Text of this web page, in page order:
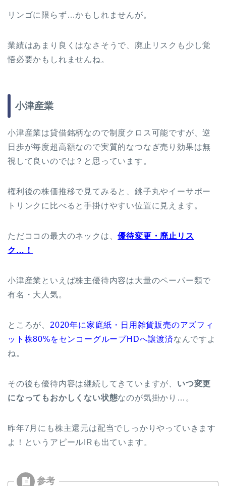
リンゴに限らず…かもしれませんが。
業績はあまり良くはなさそうで、廃止リスクも少し覚
悟必要かもしれませんね。
小津産業
小津産業は貸借銘柄なので制度クロス可能ですが、逆
日歩が毎度超高額なので実質的なつなぎ売り効果は無
視して良いのでは？と思っています。
権利後の株価推移で見てみると、銚子丸やイーサポー
トリンクに比べると手掛けやすい位置に見えます。
ただココの最大のネックは、優待変更・廃止リス
ク…！
小津産業といえば株主優待内容は大量のペーパー類で
有名・大人気。
ところが、 2020年に家庭紙・日用雑貨販売のアズフィ
ット株80%をセンコーグループHDへ譲渡済なんですよ
ね。
その後も優待内容は継続してきていますが、 いつ変更
になってもおかしくない状態なのが気掛かり…。
昨年7月にも株主還元は配当でしっかりやっていきます
よ！というアピールIRも出ています。